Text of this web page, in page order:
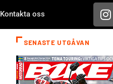
Kontakta oss
SENASTE UTGÅVAN